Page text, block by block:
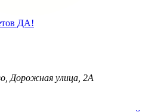
ДА!
Дорожная улица, 2А